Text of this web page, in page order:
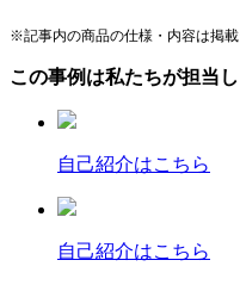
※記事内の商品の仕様・内容は掲
この事例は私たちが担当
自己紹介はこちら
自己紹介はこちら